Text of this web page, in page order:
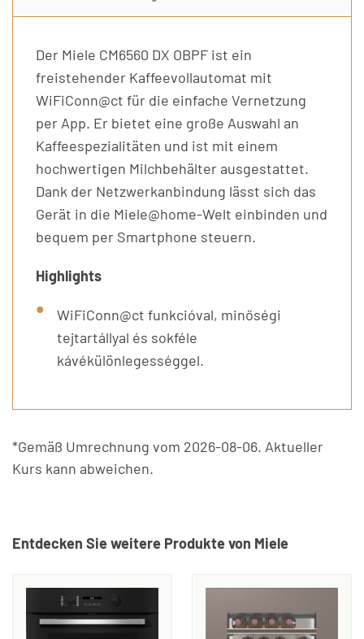
Der Miele CM6560 DX OBPF ist ein
freistehender Kaffeevollautomat mit
WiFiConn@ct für die einfache Vernetzung
per App. Er bietet eine große Auswahl an
Kaffeespezialitäten und ist mit einem
hochwertigen Milchbehälter ausgestattet.
Dank der Netzwerkanbindung lässt sich das
Gerät in die Miele@home-Welt einbinden und
bequem per Smartphone steuern.
Highlights
WiFiConn@ct funkcióval, minőségi
tejtartállyal és sokféle
kávékülönlegességgel.
*Gemäß Umrechnung vom 2026-08-06. Aktueller
Kurs kann abweichen.
Entdecken Sie weitere Produkte von Miele